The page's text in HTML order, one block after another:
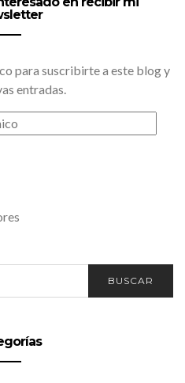
para suscribirte a este blog y
entradas.
BUSCAR